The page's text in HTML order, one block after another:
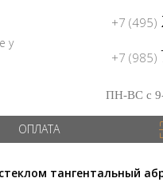
у
+7 (495)
+7 (985)
ПН-ВС с
ОПЛАТА
тангентальный